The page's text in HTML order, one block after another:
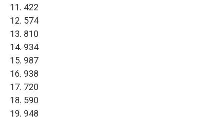
11. 422
12. 574
13. 810
14. 934
15. 987
16. 938
17. 720
18. 590
19. 948